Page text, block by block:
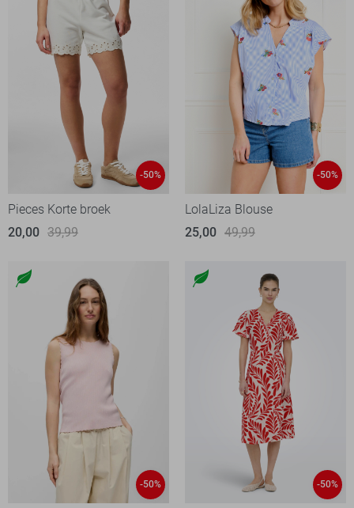
-50%
Pieces Korte broek
20,00 39,99
-50%
LolaLiza Blouse
25,00 49,99
-50% -50%